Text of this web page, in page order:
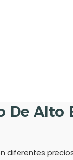
De Alto
diferentes